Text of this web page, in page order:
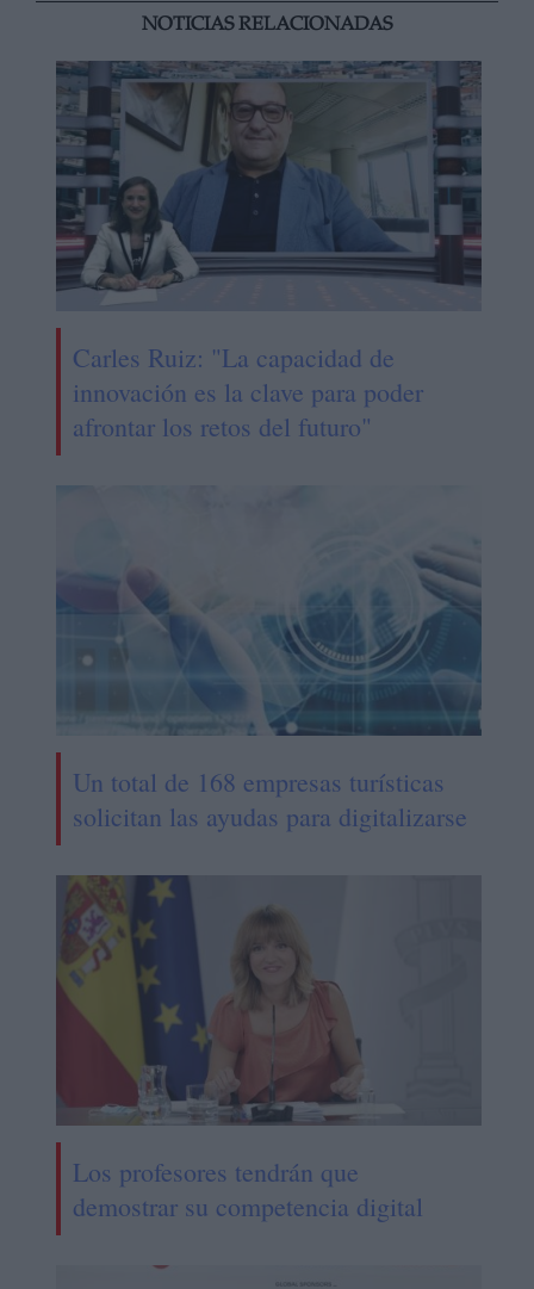
NOTICIAS RELACIONADAS
Carles Ruiz: "La capacidad de
innovación es la clave para poder
afrontar los retos del futuro"
Un total de 168 empresas turísticas
solicitan las ayudas para digitalizarse
Los profesores tendrán que
demostrar su competencia digital